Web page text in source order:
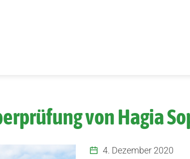
von Hagia
4. Dezember 2020